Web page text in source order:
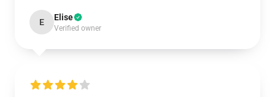
E Elise
Verified owner